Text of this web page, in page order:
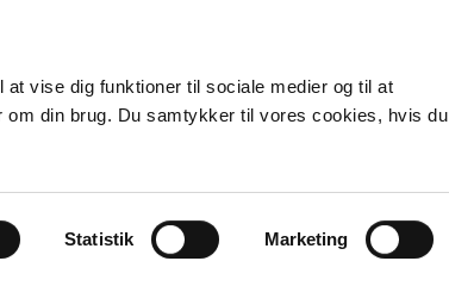
vise dig funktioner til sociale medier og til at
din brug. Du samtykker til vores cookies, hvis du
Statistik Marketing